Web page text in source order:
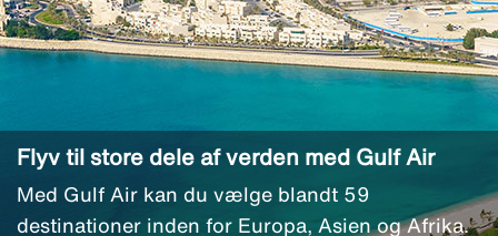
Flyv til store dele af verden med Gulf Air
Med Gulf Air kan du vælge blandt 59
destinationer inden for Europa, Asien og Afrika.